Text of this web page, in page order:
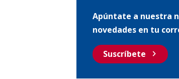
Apúntate a nuestra
novedades en tu
Suscríbete chevron_right